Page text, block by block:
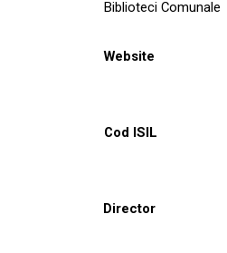
Biblioteci Comunale
Website
Cod ISIL
Director